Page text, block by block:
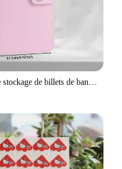
1 livre de stockage de billets de banque en matériau PU, peut contenir 100 billets de banque, photos, timbres, livre de stockage de cartes bancaires